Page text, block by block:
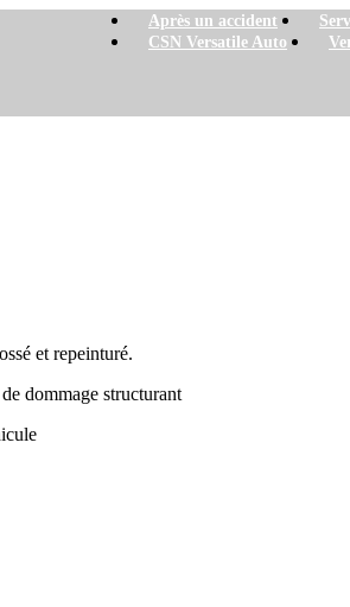
Après un accident
CSN Versatile Auto
et repeinturé.
dommage structurant